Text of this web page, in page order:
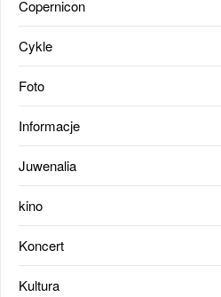
Copernicon
Cykle
Foto
Informacje
Juwenalia
kino
Koncert
Kultura